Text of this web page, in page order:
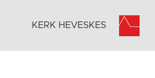
KERK HEVESKES